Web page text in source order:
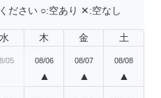
ださい ○:空あり ✕:空なし
水 木 金 土
05 08/06
▲
08/07
▲
08/08
▲